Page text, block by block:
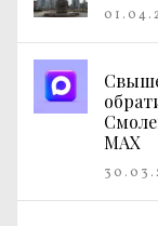
МАХ